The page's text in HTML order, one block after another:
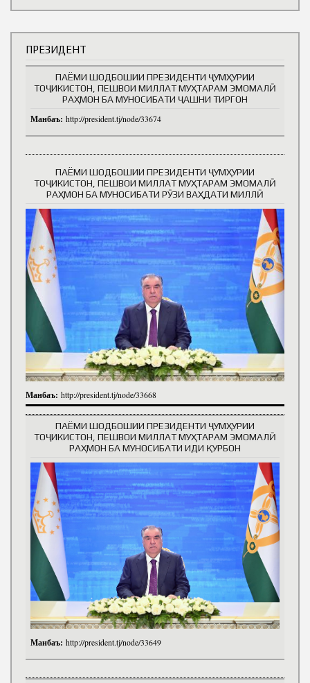
ПРЕЗИДЕНТ
ПАЁМИ ШОДБОШИИ ПРЕЗИДЕНТИ ҶУМҲУРИИ
ТОҶИКИСТОН, ПЕШВОИ МИЛЛАТ МУҲТАРАМ ЭМОМАЛӢ
РАҲМОН БА МУНОСИБАТИ ҶАШНИ ТИРГОН
Манбаъ: http://president.tj/node/33674
ПАЁМИ ШОДБОШИИ ПРЕЗИДЕНТИ ҶУМҲУРИИ
ТОҶИКИСТОН, ПЕШВОИ МИЛЛАТ МУҲТАРАМ ЭМОМАЛӢ
РАҲМОН БА МУНОСИБАТИ РӮЗИ ВАҲДАТИ МИЛЛӢ
Манбаъ: http://president.tj/node/33668
ПАЁМИ ШОДБОШИИ ПРЕЗИДЕНТИ ҶУМҲУРИИ
ТОҶИКИСТОН, ПЕШВОИ МИЛЛАТ МУҲТАРАМ ЭМОМАЛӢ
РАҲМОН БА МУНОСИБАТИ ИДИ ҚУРБОН
Манбаъ: http://president.tj/node/33649